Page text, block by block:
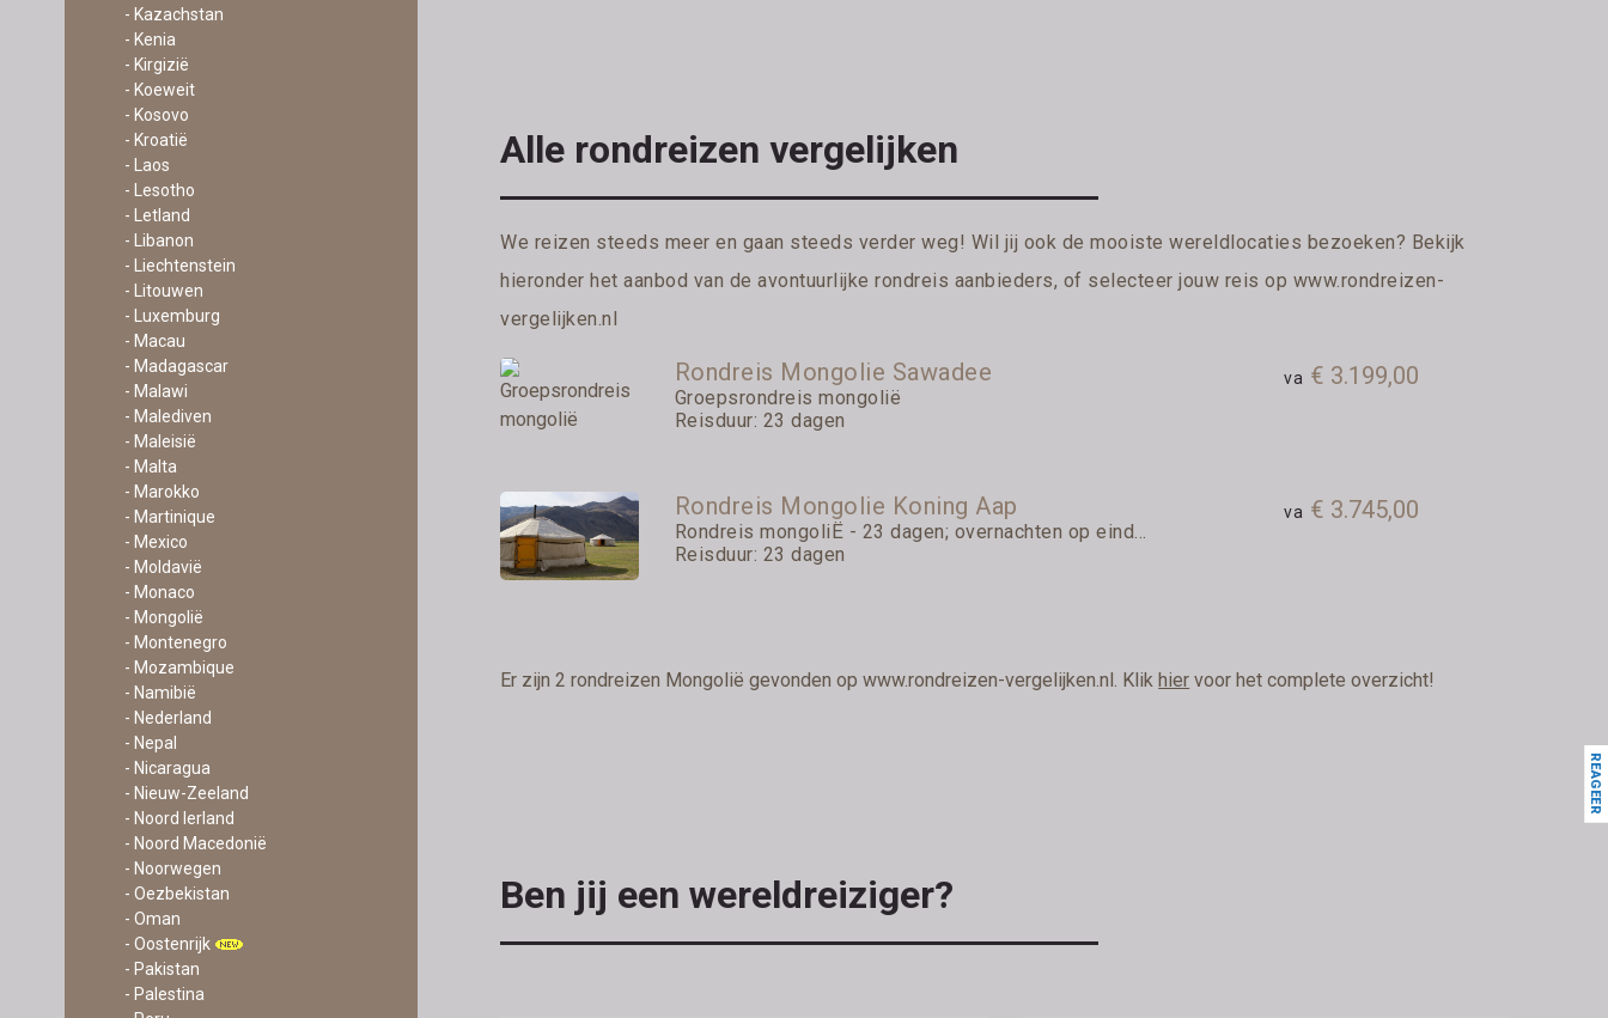
- Kazachstan
- Kenia
- Kirgizië
- Koeweit
- Kosovo
- Kroatië
- Laos
- Lesotho
- Letland
- Libanon
- Liechtenstein
- Litouwen
- Luxemburg
- Macau
- Madagascar
- Malawi
- Malediven
- Maleisië
- Malta
- Marokko
- Martinique
- Mexico
- Moldavië
- Monaco
- Mongolië
- Montenegro
- Mozambique
- Namibië
- Nederland
- Nepal
- Nicaragua
- Nieuw-Zeeland
- Noord Ierland
- Noord Macedonië
- Noorwegen
- Oezbekistan
- Oman
- Oostenrijk
- Pakistan
- Palestina
Alle rondreizen vergelijken
We reizen steeds meer en gaan steeds verder weg! Wil jij ook de mooiste wereldlocaties bezoeken? Bekijk
hieronder het aanbod van de avontuurlijke rondreis aanbieders, of selecteer jouw reis op www.rondreizen-
vergelijken.nl
Rondreis Mongolie Sawadee
Groepsrondreis mongolië
Reisduur: 23 dagen
va € 3.199,00
Rondreis Mongolie Koning Aap
Rondreis mongoliË - 23 dagen; overnachten op eind...
Reisduur: 23 dagen
va € 3.745,00
Er zijn 2 rondreizen Mongolië gevonden op www.rondreizen-vergelijken.nl. Klikhier voor het complete overzicht!
Ben jij een wereldreiziger?
REAGEER